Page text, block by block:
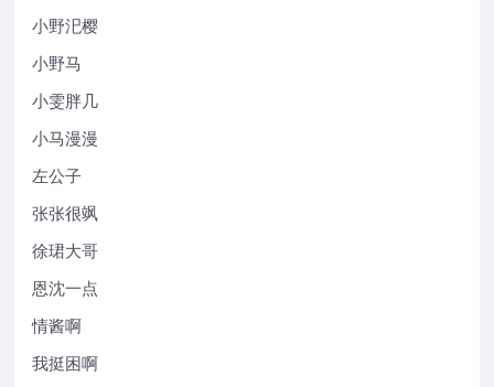
小野汜樱
小野马
小雯胖几
小马漫漫
左公子
张张很飒
徐珺大哥
恩沈一点
情酱啊
我挺困啊